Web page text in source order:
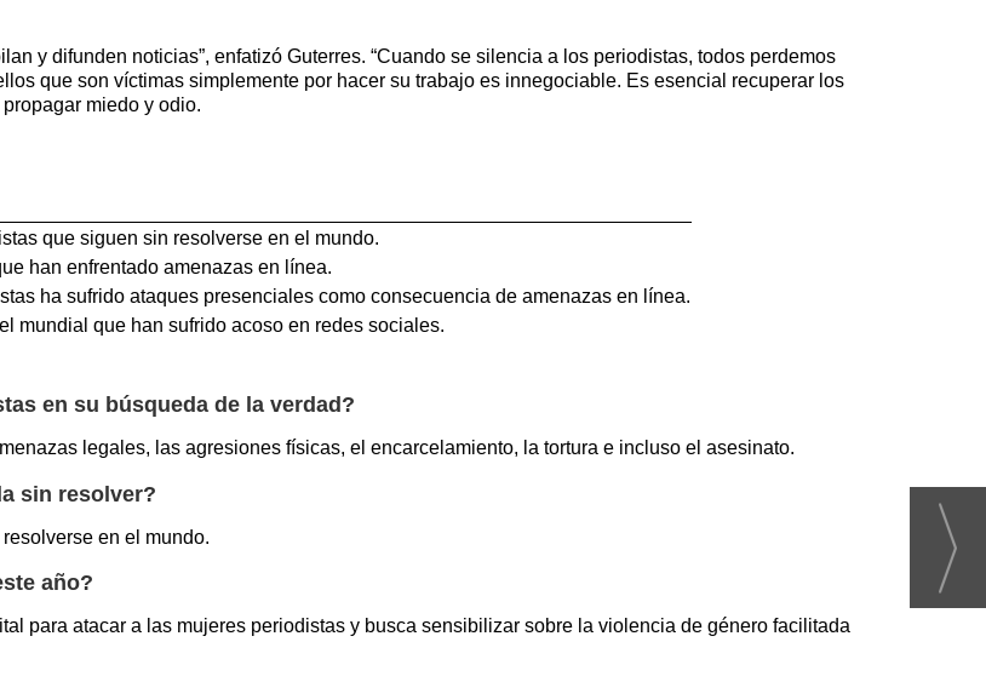
y difunden noticias”, enfatizó Guterres. “Cuando se silencia a los periodistas, todos perdemos
que son víctimas simplemente por hacer su trabajo es innegociable. Es esencial recuperar los
miedo y odio.
que siguen sin resolverse en el mundo.
han enfrentado amenazas en línea.
ha sufrido ataques presenciales como consecuencia de amenazas en línea.
mundial que han sufrido acoso en redes sociales.
en su búsqueda de la verdad?
legales, las agresiones físicas, el encarcelamiento, la tortura e incluso el asesinato.
sin resolver?
en el mundo.
año?
para atacar a las mujeres periodistas y busca sensibilizar sobre la violencia de género facilitada